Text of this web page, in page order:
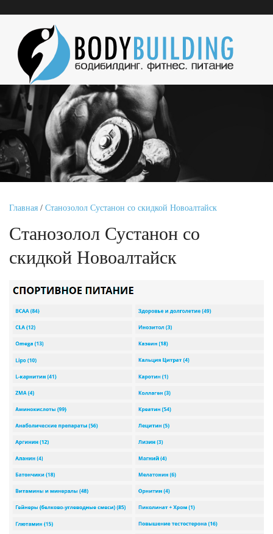
Главная / Станозолол Сустанон со скидкой Новоалтайск
Станозолол Сустанон со
скидкой Новоалтайск